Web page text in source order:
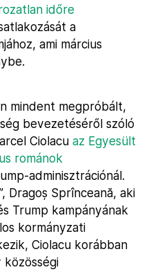
időre
a
ami március
mindent megpróbált,
bevezetéséről szóló
Ciolacu az Egyesült
románok
adminisztrációnál.
Dragoș Sprînceană, aki
Trump kampányának
kormányzati
Ciolacu korábban